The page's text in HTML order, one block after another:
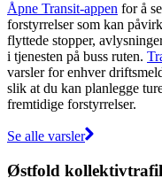
Åpne Transit-appen for å
forstyrrelser som kan
flyttede stopper,
i tjenesten på buss ruten.
varsler for enhver
slik at du kan planlegge
fremtidige forstyrrelser.
Se alle varsler
Østfold